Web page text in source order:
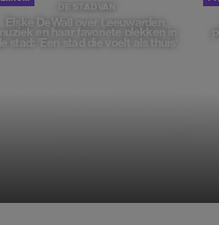
DE STAD VAN
Elske DeWall over Leeuwarden,
muziek en haar favoriete plekken in
de stad: 'Een stad die voelt als thuis'